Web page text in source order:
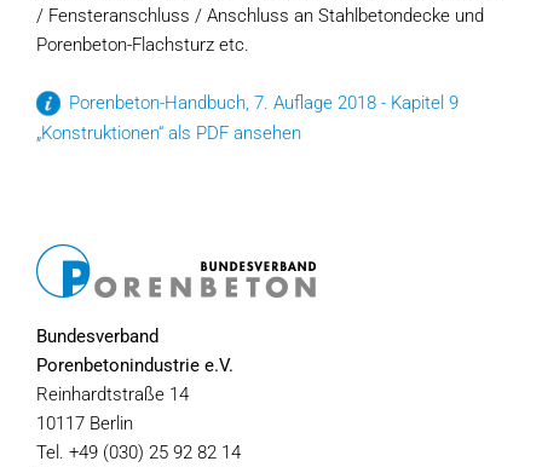
/ Fensteranschluss / Anschluss an Stahlbetondecke und
Porenbeton-Flachsturz etc.
Porenbeton-Handbuch, 7. Auflage 2018 - Kapitel 9
„Konstruktionen“ als PDF ansehen
Bundesverband
Porenbetonindustrie e.V.
Reinhardtstraße 14
10117 Berlin
Tel. +49 (030) 25 92 82 14